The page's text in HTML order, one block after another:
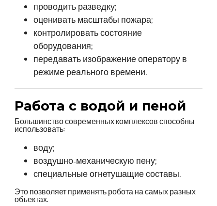
проводить разведку;
оценивать масштабы пожара;
контролировать состояние
оборудования;
передавать изображение оператору в
режиме реального времени.
Работа с водой и пеной
Большинство современных комплексов способны
использовать:
воду;
воздушно-механическую пену;
специальные огнетушащие составы.
Это позволяет применять робота на самых разных
объектах.